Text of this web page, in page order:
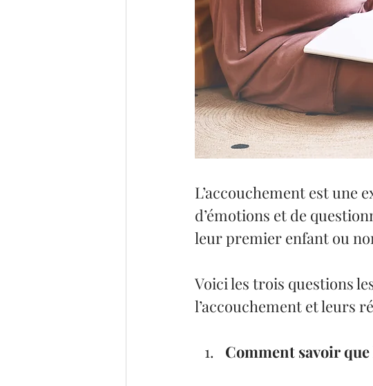
L’accouchement est une
d’émotions et de
leur premier enfant ou
Voici les trois questions
l’accouchement et leurs
Comment savoir